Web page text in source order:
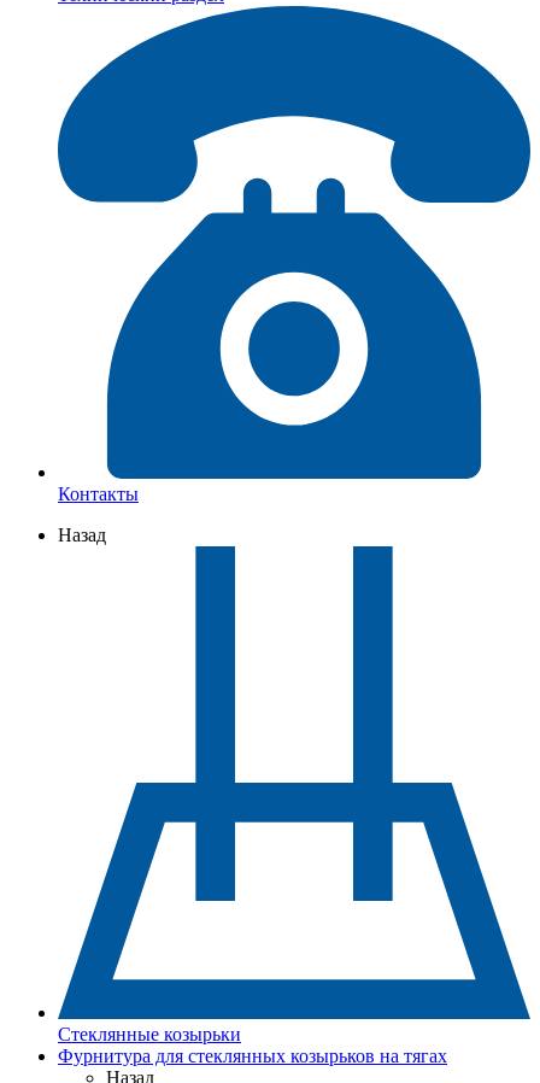
Контакты
Назад
Стеклянные козырьки
Фурнитура для стеклянных козырьков на тягах
Назад